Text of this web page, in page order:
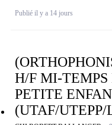
Publié il y a 14 jours
H/F MI-
PETITE
(UTAF/